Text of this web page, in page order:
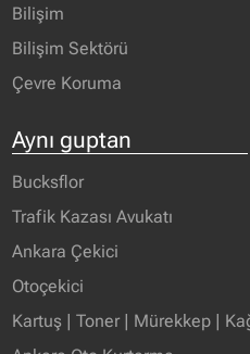
Bilişim
Bilişim Sektörü
Çevre Koruma
Aynı guptan
Bucksflor
Trafik Kazası Avukatı
Ankara Çekici
Otoçekici
Kartuş | Toner | Mürekkep |